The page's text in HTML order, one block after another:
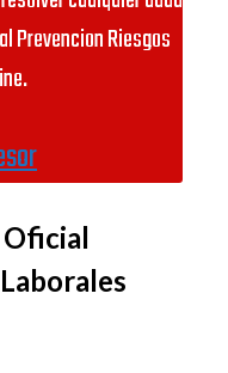
Prevencion Riesgos